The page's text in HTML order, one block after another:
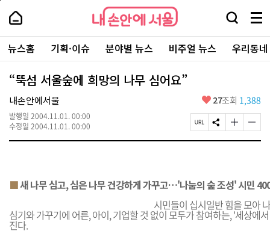
본
로
가
내
손
안
에
서
울
-
서
울
시
대
표
소
내
손
에
울
검
창
열
기
메
뉴
전
체
보
주
요
서
뉴스홈 기획·이슈 분야별 뉴스 비주얼 뉴스 우리동
“뚝섬 서울숲에 희망의 나무 심어요”
내손안에서울
발행일 2004.11.01. 00:00
수정일 2004.11.01. 00:00
좋
요
27조회 1,388
페
이
L
복
사
S
N
하
기
글
자
게
변
경
하
기
글
자
게
변
경
하
기
■새 나무 심고, 심은 나무 건강하게 가꾸고…'나눔의 숲 조성' 시민
시민들이 십시일반 힘을 모아
심기와 가꾸기에 어른, 아이, 기업할 것 없이 모두가 참여하는, '세상에
진다.
페
상
단
로